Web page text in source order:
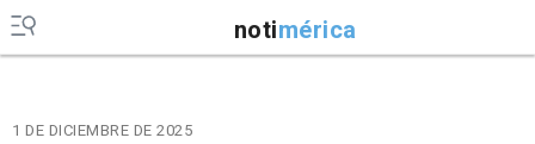
notimérica
1 DE DICIEMBRE DE 2025